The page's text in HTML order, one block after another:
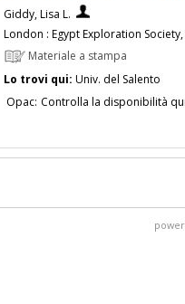
Giddy, Lisa L.
London : Egypt Exploration
Materiale a stampa
Lo trovi qui: Univ. del Salento
Opac: Controlla la disponibilità